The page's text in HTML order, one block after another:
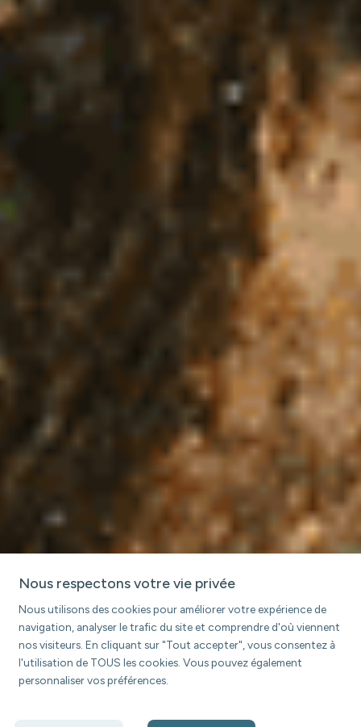
Nous respectons votre vie privée
Nous utilisons des cookies pour améliorer votre expérience de
navigation, analyser le trafic du site et comprendre d'où viennent
nos visiteurs. En cliquant sur "Tout accepter", vous consentez à
l'utilisation de TOUS les cookies. Vous pouvez également
personnaliser vos préférences.